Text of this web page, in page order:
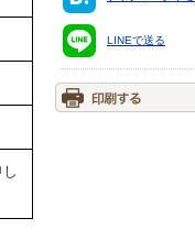
LINEで送る